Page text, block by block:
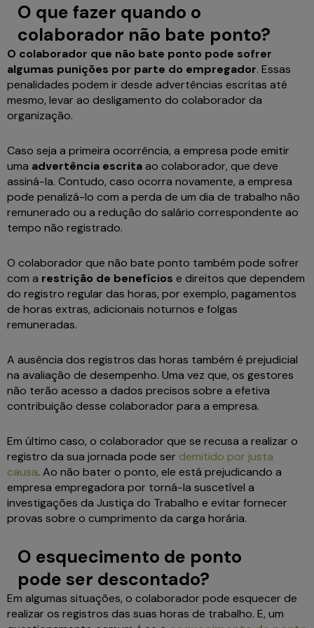
O que fazer quando o
colaborador não bate ponto?
O colaborador que não bate ponto pode sofrer
algumas punições por parte do empregador. Essas
penalidades podem ir desde advertências escritas até
mesmo, levar ao desligamento do colaborador da
organização.
Caso seja a primeira ocorrência, a empresa pode emitir
uma advertência escritaao colaborador, que deve
assiná-la. Contudo, caso ocorra novamente, a empresa
pode penalizá-lo com a perda de um dia de trabalho não
remunerado ou a redução do salário correspondente ao
tempo não registrado.
O colaborador que não bate ponto também pode sofrer
com a restrição de benefícios e direitos que dependem
do registro regular das horas, por exemplo, pagamentos
de horas extras, adicionais noturnos e folgas
remuneradas.
A ausência dos registros das horas também é prejudicial
na avaliação de desempenho. Uma vez que, os gestores
não terão acesso a dados precisos sobre a efetiva
contribuição desse colaborador para a empresa.
Em último caso, o colaborador que se recusa a realizar o
registro da sua jornada pode ser demitido por justa
causa. Ao não bater o ponto, ele está prejudicando a
empresa empregadora por torná-la suscetível a
investigações da Justiça do Trabalho e evitar fornecer
provas sobre o cumprimento da carga horária.
O esquecimento de ponto
pode ser descontado?
Em algumas situações, o colaborador pode esquecer de
realizar os registros das suas horas de trabalho. E, um